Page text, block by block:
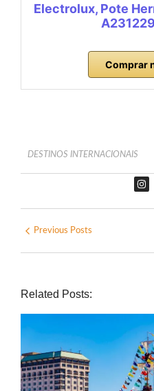
Electrolux, Pote
Comprar
DESTINOS INTERNACIONAIS
Previous Posts
Related Posts: